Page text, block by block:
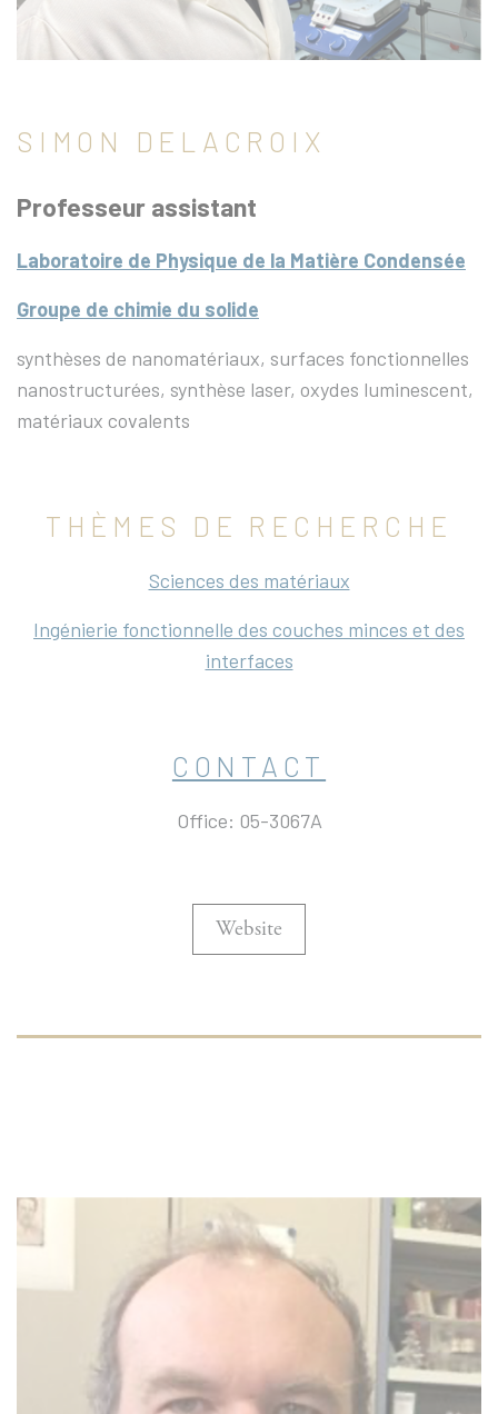
SIMON DELACROIX
Professeur assistant
Laboratoire de Physique de la Matière Condensée
Groupe de chimie du solide
synthèses de nanomatériaux, surfaces fonctionnelles
nanostructurées, synthèse laser, oxydes luminescent,
matériaux covalents
THÈMES DE RECHERCHE
Sciences des matériaux
Ingénierie fonctionnelle des couches minces et des
interfaces
CONTACT
Office: 05-3067A
Website